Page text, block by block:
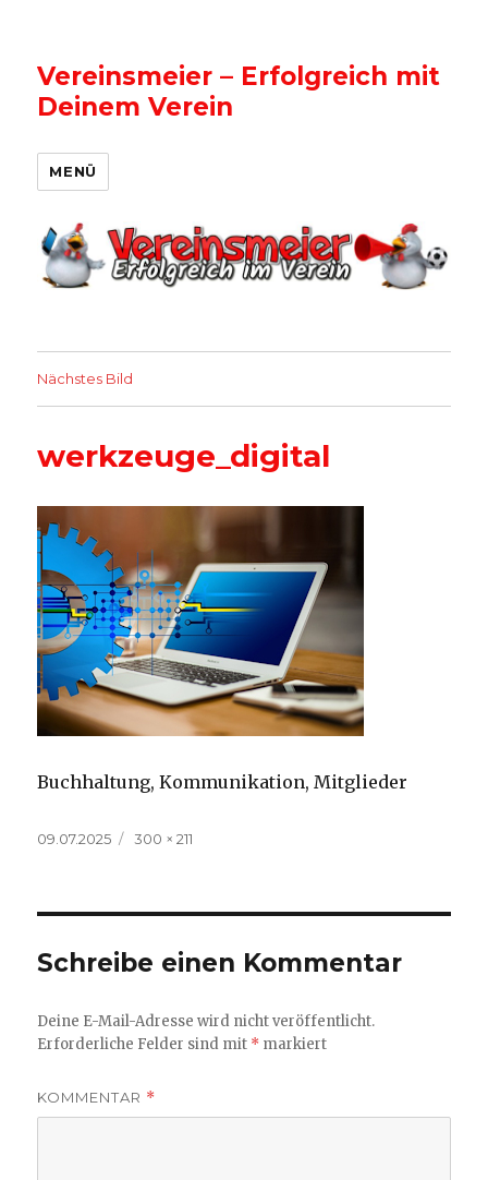
Vereinsmeier – Erfolgreich mit
Deinem Verein
MENÜ
Nächstes Bild
werkzeuge_digital
Buchhaltung, Kommunikation, Mitglieder
Veröffentlicht
09.07.2025
Volle
300 × 211
Schreibe einen Kommentar
Deine E-Mail-Adresse wird nicht veröffentlicht.
Erforderliche Felder sind mit * markiert
KOMMENTAR *